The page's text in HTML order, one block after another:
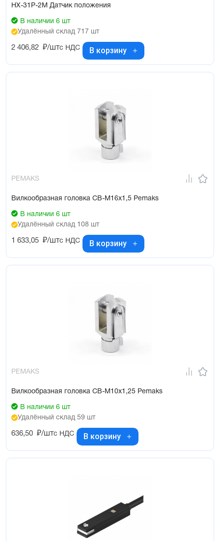
HX-31P-2M Датчик положения
В наличии 6 шт
Удалённый склад 717 шт
2 406,82 ₽/штс НДС В корзину
PEMAKS
Вилкообразная головка CB-M16x1,5 Pemaks
В наличии 6 шт
Удалённый склад 108 шт
1 633,05 ₽/штс НДС В корзину
PEMAKS
Вилкообразная головка CB-M10x1,25 Pemaks
В наличии 6 шт
Удалённый склад 59 шт
636,50 ₽/штс НДС В корзину